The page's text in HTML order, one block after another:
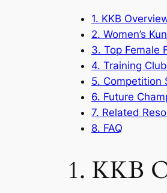
1. KKB
2. Women’s
3. Top Female
4. Training
5. Competition
6. Future
7. Related
8. FAQ
1. KKB